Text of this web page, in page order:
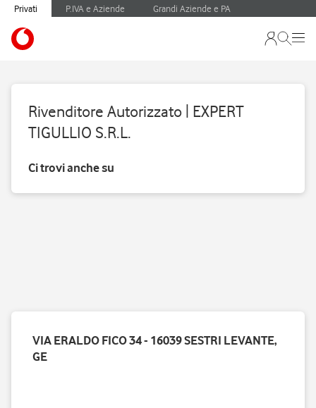
Privati P.IVA e Aziende Grandi Aziende e PA
Rivenditore Autorizzato | EXPERT
TIGULLIO S.R.L.
Ci trovi anche su
VIA ERALDO FICO 34 - 16039 SESTRI LEVANTE,
GE